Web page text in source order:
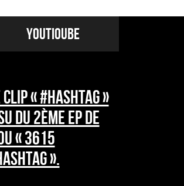
YOUTIOUBE
« #HASHTAG »
du 2ème EP de
« 3615
».